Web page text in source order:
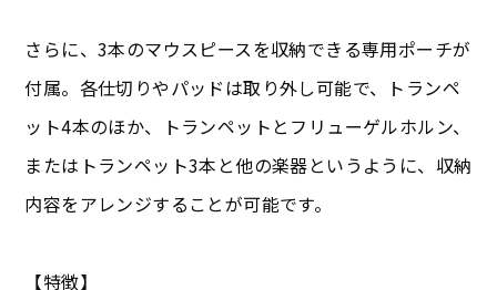
さらに、3本のマウスピースを収納できる専用ポーチが
付属。各仕切りやパッドは取り外し可能で、トランペ
ット4本のほか、トランペットとフリューゲルホルン、
またはトランペット3本と他の楽器というように、収納
内容をアレンジすることが可能です。
【特徴】